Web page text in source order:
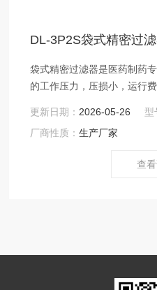
DL-3P2S袋式精密过
袋式精密过滤器是医药制药
的工作压力，压损小，运行
后可反复使用，节约成本。
灵活，安装方式多样。
更新日期： 2026-05-26 型
厂商性质：生产厂家
查